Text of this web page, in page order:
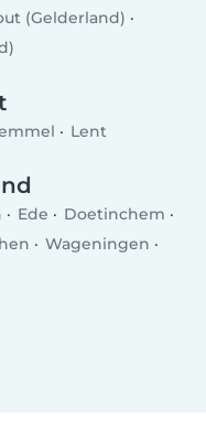
(Gelderland)
Lent
Ede
Doetinchem
Wageningen